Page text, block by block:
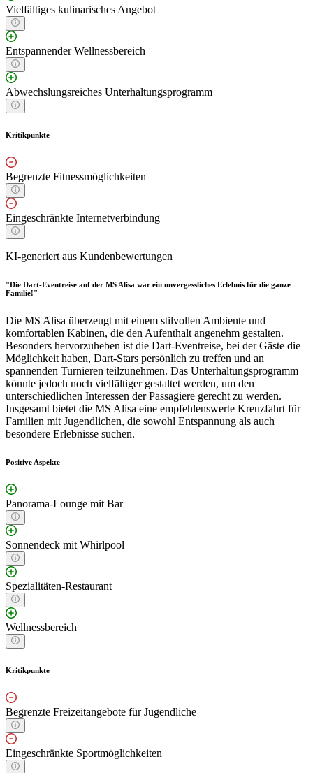
Vielfältiges kulinarisches Angebot
Entspannender Wellnessbereich
Abwechslungsreiches Unterhaltungsprogramm
Kritikpunkte
Begrenzte Fitnessmöglichkeiten
Eingeschränkte Internetverbindung
KI-generiert aus Kundenbewertungen
"Die Dart-Eventreise auf der MS Alisa war ein unvergessliches Erlebnis für die ganze
Familie!"
Die MS Alisa überzeugt mit einem stilvollen Ambiente und
komfortablen Kabinen, die den Aufenthalt angenehm gestalten.
Besonders hervorzuheben ist die Dart-Eventreise, bei der Gäste die
Möglichkeit haben, Dart-Stars persönlich zu treffen und an
spannenden Turnieren teilzunehmen. Das Unterhaltungsprogramm
könnte jedoch noch vielfältiger gestaltet werden, um den
unterschiedlichen Interessen der Passagiere gerecht zu werden.
Insgesamt bietet die MS Alisa eine empfehlenswerte Kreuzfahrt für
Familien mit Jugendlichen, die sowohl Entspannung als auch
besondere Erlebnisse suchen.
Positive Aspekte
Panorama-Lounge mit Bar
Sonnendeck mit Whirlpool
Spezialitäten-Restaurant
Wellnessbereich
Kritikpunkte
Begrenzte Freizeitangebote für Jugendliche
Eingeschränkte Sportmöglichkeiten